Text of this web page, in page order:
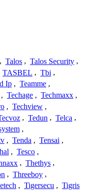
, Talos , Talos Security ,
TASBEL , Tbi ,
Ip , Teamme ,
, Techage , Techmaxx ,
, Techview ,
, Tedun , Telca ,
,
, Tenda , Tensai ,
, Tesco ,
, Thethys ,
, Threeboy ,
, Tigersecu , Tigris